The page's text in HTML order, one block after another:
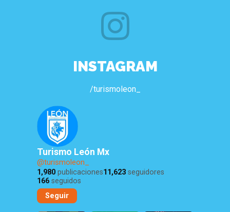
INSTAGRAM
/turismoleon_
Turismo León Mx
@turismoleon_
1,980 publicaciones11,623 seguidores
166 seguidos
Seguir